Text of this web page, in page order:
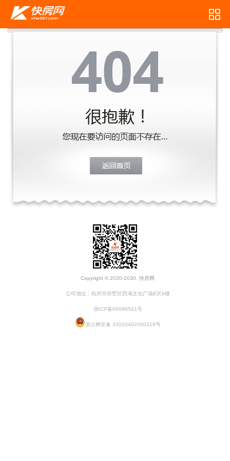
Copyright © 2020-2030. 快房网
公司地址：杭州市拱墅区西湖文化广场E区6楼
浙ICP备09096541号
浙公网安备 33010402000318号